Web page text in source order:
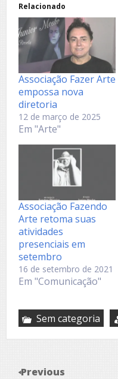
Relacionado
Associação Fazer Arte
empossa nova
diretoria
12 de março de 2025
Em "Arte"
Associação Fazendo
Arte retoma suas
atividades
presenciais em
setembro
16 de setembro de 2021
Em "Comunicação"
Sem categoria
Previous